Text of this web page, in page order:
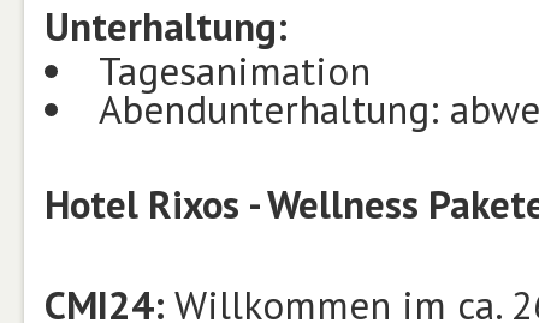
Unterhaltung:
Tagesanimation
Abendunterhaltung:
Hotel Rixos - Wellness
CMI24: Willkommen im ca.